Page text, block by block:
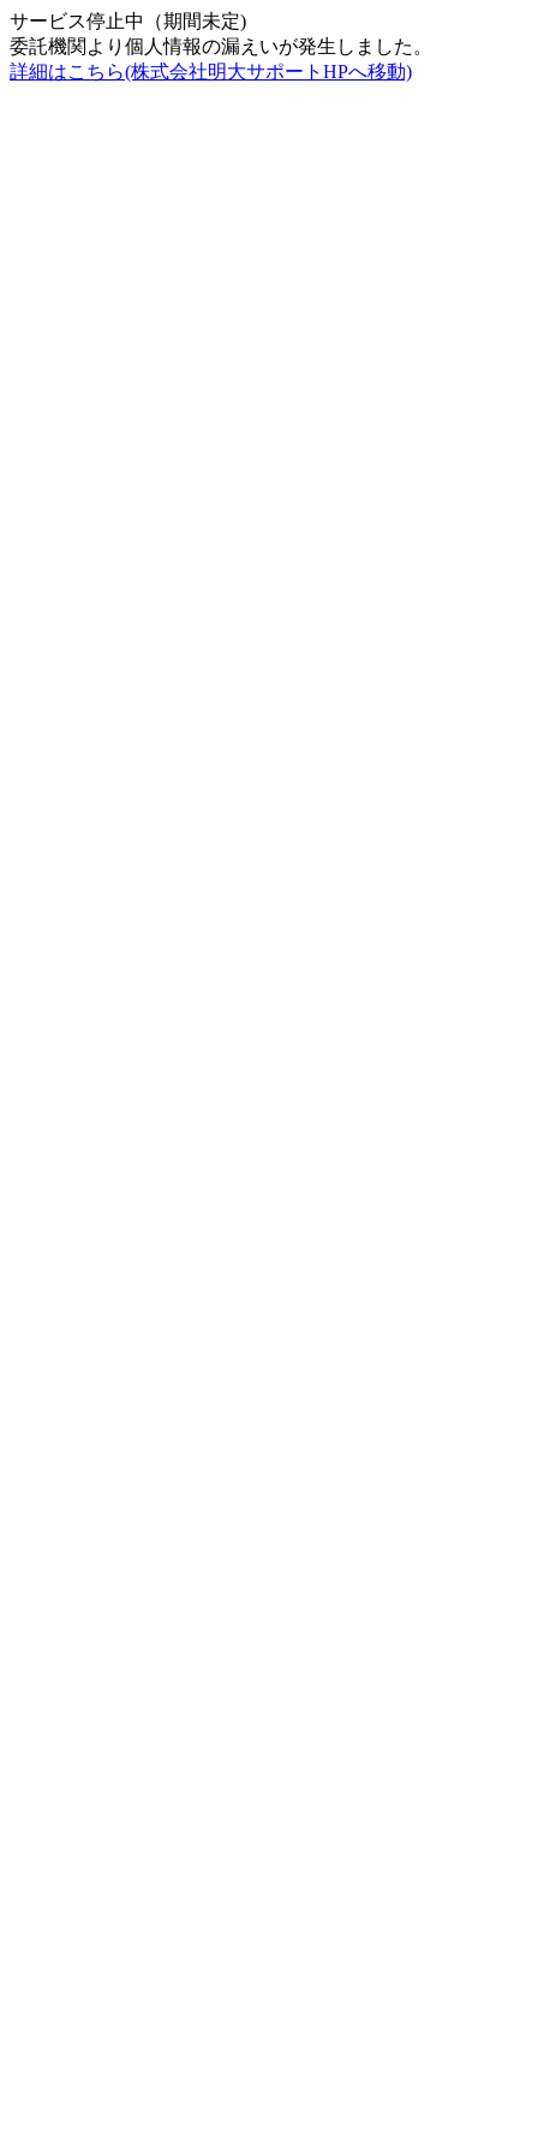
サービス停止中（期間未定)
委託機関より個人情報の漏えいが発生しました。
詳細はこちら(株式会社明大サポートHPへ移動)